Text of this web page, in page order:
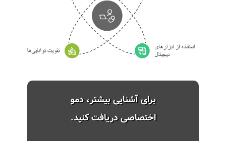
برای آشنایی بیشتر، دمو
اختصاصی دریافت کنید.